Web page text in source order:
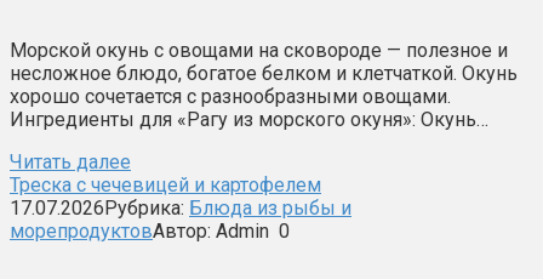
Морской окунь с овощами на сковороде — полезное и
несложное блюдо, богатое белком и клетчаткой. Окунь
хорошо сочетается с разнообразными овощами.
Ингредиенты для «Рагу из морского окуня»: Окунь…
Читать далее
Треска с чечевицей и картофелем
17.07.2026Рубрика: Блюда из рыбы и
морепродуктовАвтор: Admin 0